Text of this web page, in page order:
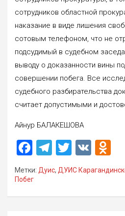
сотрудников областной
наказание в виде лишения
сотовым телефоном, что не
подсудимый в судебном
выводу о доказанности вины
совершении побега. Все
судебного разбирательства
считает допустимыми и
Айнур БАЛАКЕШОВА
F
a
ce
b
T
el
e
gr
T
wi
tt
er
V
n
o
Метки: Дуис, ДУИС
Побег